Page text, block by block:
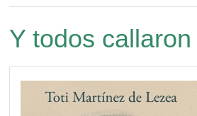
Y todos callaron